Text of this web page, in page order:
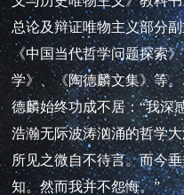
总论及辩证唯物主义部分
《中国当代哲学问题探索
学》、《陶德麟文集》等
德麟始终功成不居：“我深
浩瀚无际波涛汹涌的哲学
所见之微自不待言。而今
知。然而我并不怨悔。”